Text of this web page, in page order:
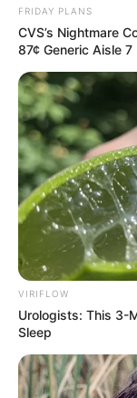
കോണ്‍ഗ്രസ്
ചോദ്യത്തിനുളള
FRIDAY PLANS
CVS’s Nightmare
87¢ Generic Aisle 7
VIRIFLOW
Urologists: This 3-
Sleep